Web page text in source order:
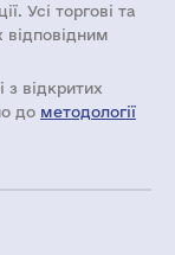
Усі торгові та
відповідним
з відкритих
до методології